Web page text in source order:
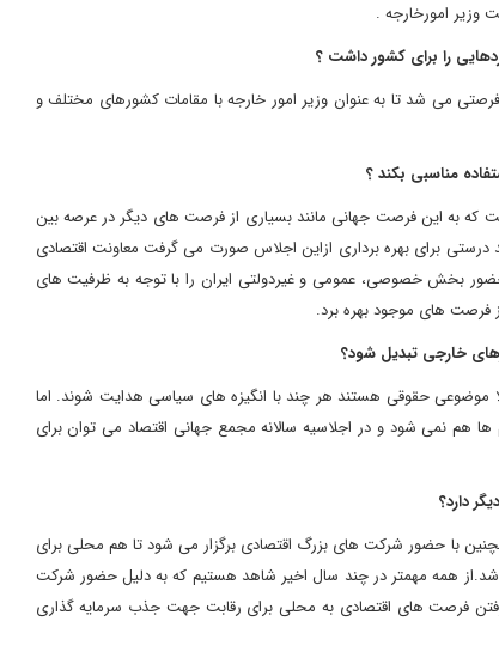
وزیر امورخارجه .
را برای کشور داشت ؟
می شد تا به عنوان وزیر امور خارجه با مقامات کشورهای مختلف و
مناسبی بکند ؟
که به این فرصت جهانی مانند بسیاری از فرصت های دیگر در عرصه بین
درستی برای بهره برداری ازاین اجلاس صورت می گرفت معاونت اقتصادی
بخش خصوصی، عمومی و غیردولتی ایران را با توجه به ظرفیت های
فرصت های موجود بهره برد.
خارجی تبدیل شود؟
موضوعی حقوقی هستند هر چند با انگیزه های سیاسی هدایت شوند. اما
ها هم نمی شود و در اجلاسیه سالانه مجمع جهانی اقتصاد می توان برای
دارد؟
با حضور شرکت های بزرگ اقتصادی برگزار می شود تا هم محلی برای
همه مهمتر در چند سال اخیر شاهد هستیم که به دلیل حضور شرکت
فرصت های اقتصادی به محلی برای رقابت جهت جذب سرمایه گذاری